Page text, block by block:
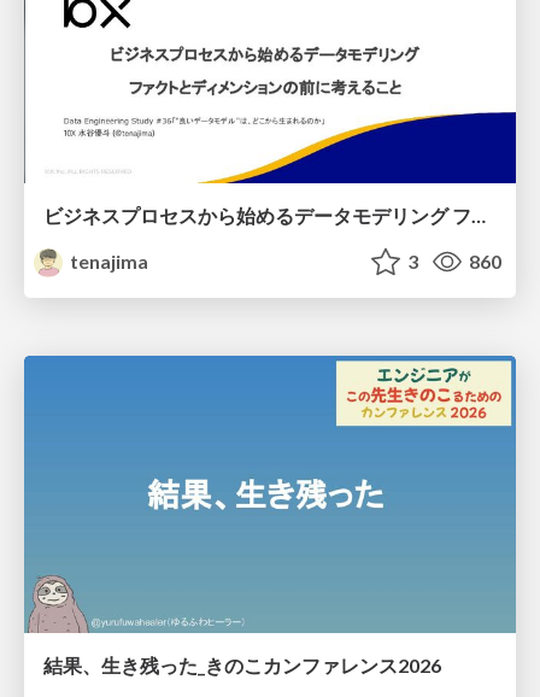
ビジネスプロセスから始めるデータモデリング ファクトとディメンションの前に考えること
tenajima
3 860
結果、生き残った_きのこカンファレンス2026